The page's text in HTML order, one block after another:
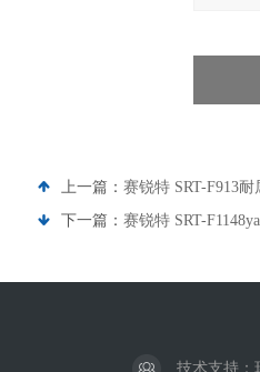
上一篇： 赛锐特 SRT-F913
下一篇： 赛锐特 SRT-
技术支持：